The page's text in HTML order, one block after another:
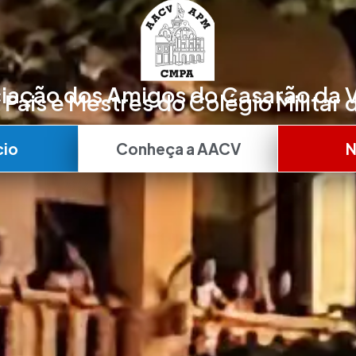
dos Amigos do Casarão da
e Mestres do Colégio Militar
Conheça a AACV